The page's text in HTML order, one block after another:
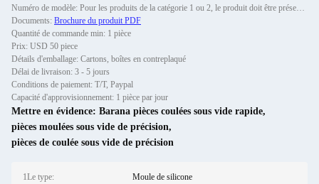
Numéro de modèle: Pour les produits de la catégorie 1 ou 2, le produit doit être présenté sous forme d'une marque.
Documents: Brochure du produit PDF
Quantité de commande min: 1 pièce
Prix: USD 50 piece
Détails d'emballage: Cartons, boîtes en contreplaqué
Délai de livraison: 3 - 5 jours
Conditions de paiement: T/T, Paypal
Capacité d'approvisionnement: 1 pièce par jour
Mettre en évidence: Barana pièces coulées sous vide rapide,
pièces moulées sous vide de précision,
pièces de coulée sous vide de précision
1Le type: Moule de silicone